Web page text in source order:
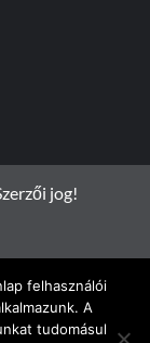
jog!
felhasználói
A
tudomásul